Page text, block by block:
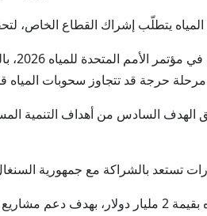
يتطلّب إشراك القطاع الخاص،
من
حرجة قد تتجاوز سحوبات المياه
بالشراكة مع جمهورية السنغال،